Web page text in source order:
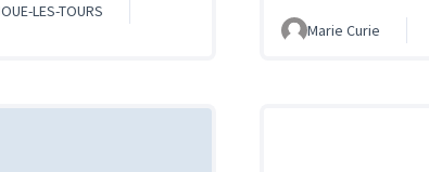
LES-TOURS
Marie Curie